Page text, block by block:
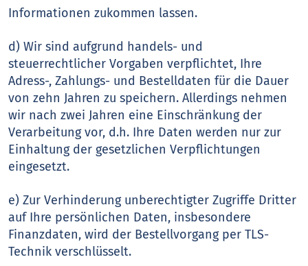
Informationen zukommen lassen.
d) Wir sind aufgrund handels- und
steuerrechtlicher Vorgaben verpflichtet, Ihre
Adress-, Zahlungs- und Bestelldaten für die Dauer
von zehn Jahren zu speichern. Allerdings nehmen
wir nach zwei Jahren eine Einschränkung der
Verarbeitung vor, d.h. Ihre Daten werden nur zur
Einhaltung der gesetzlichen Verpflichtungen
eingesetzt.
e) Zur Verhinderung unberechtigter Zugriffe Dritter
auf Ihre persönlichen Daten, insbesondere
Finanzdaten, wird der Bestellvorgang per TLS-
Technik verschlüsselt.